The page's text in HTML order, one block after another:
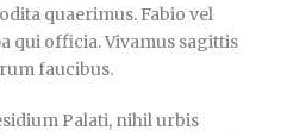
quaerimus. Fabio vel
qui officia. Vivamus sagittis
faucibus.
Palati, nihil urbis